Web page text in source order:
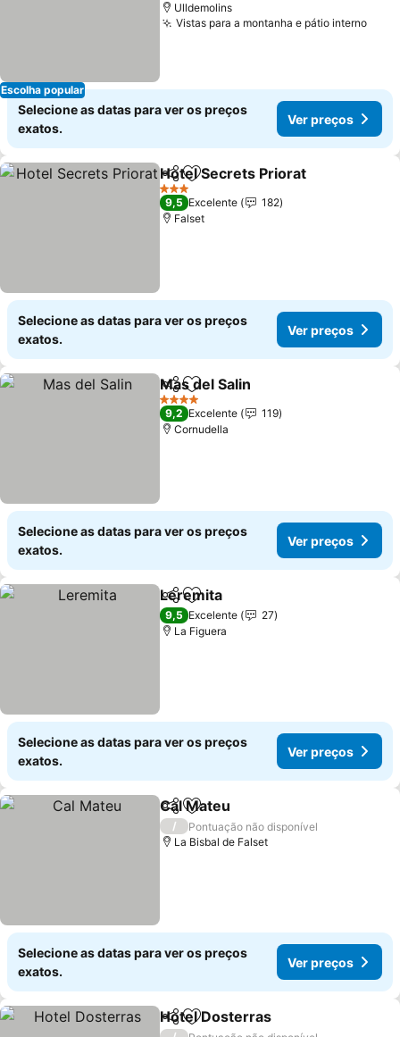
Escolha popular
Ulldemolins
Vistas para a montanha e pátio interno
Selecione as datas para ver os preços
exatos.
Ver preços
PartilharAdicionar aos favoritos
Hotel Secrets Priorat
3 Estrelas
9,5 Excelente
182
Falset
Selecione as datas para ver os preços
exatos.
Ver preços
PartilharAdicionar aos favoritos
Mas del Salin
4 Estrelas
9,2 Excelente
119
Cornudella
Selecione as datas para ver os preços
exatos.
Ver preços
PartilharAdicionar aos favoritos
Leremita
9,5 Excelente
27
La Figuera
Selecione as datas para ver os preços
exatos.
Ver preços
PartilharAdicionar aos favoritos
Cal Mateu
/
Pontuação não disponível
La Bisbal de Falset
Selecione as datas para ver os preços
exatos.
Ver preços
PartilharAdicionar aos favoritos
Hotel Dosterras